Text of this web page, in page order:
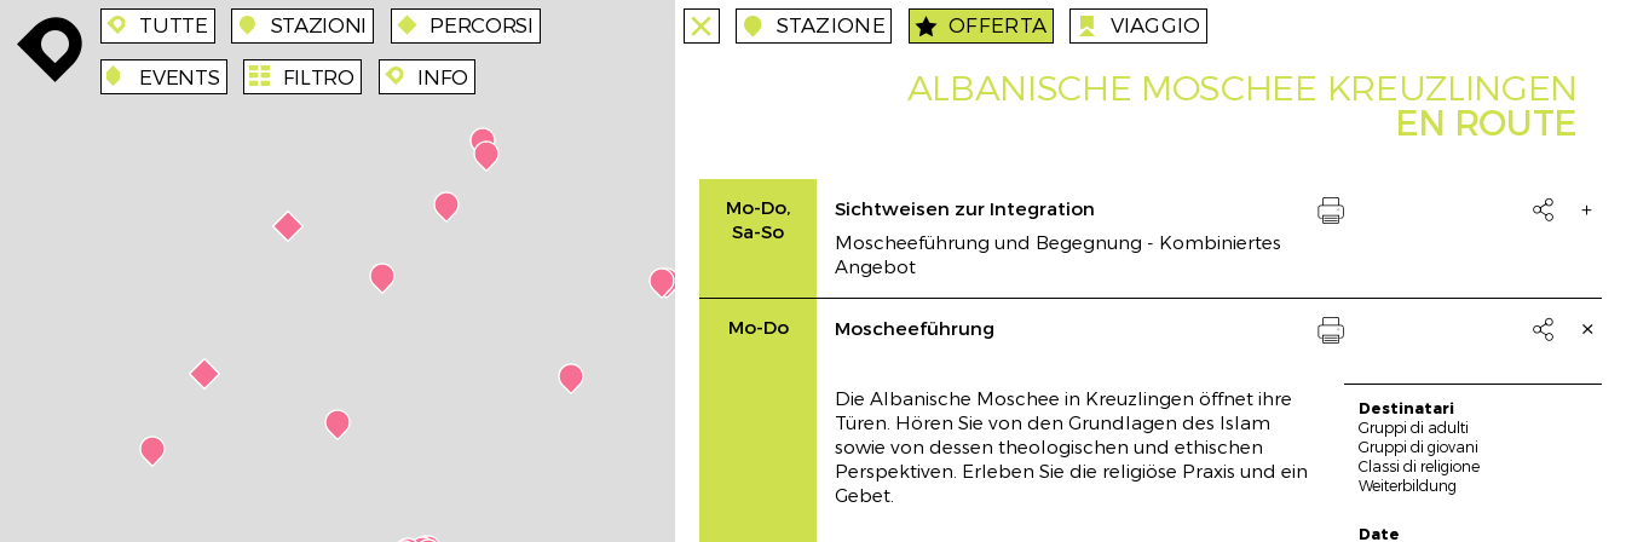
enroute enroute TUTTE station STAZIONI route PERCORSI
event EVENTS agenda FILTRO enroute INFO
close
Himmel und Hölle
Stufengerechte Führungen für Schülerinnen
close station STAZIONE angebote OFFERTA anreise VIAGGIO
ALBANISCHE MOSCHEE KREUZLINGEN
EN ROUTE
Mo-Do,
Sa-So
Sichtweisen zur Integration 
Moscheeführung und Begegnung - Kombiniertes
Angebot
Mo-Do Moscheeführung 
Die Albanische Moschee in Kreuzlingen öffnet ihre
Türen. Hören Sie von den Grundlagen des Islam
sowie von dessen theologischen und ethischen
Perspektiven. Erleben Sie die religiöse Praxis und ein
Gebet.
Destinatari
Gruppi di adulti
Gruppi di giovani
Classi di religione
Weiterbildung
Date